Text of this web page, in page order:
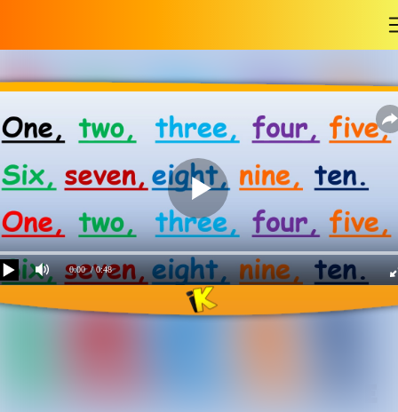
0:00 / 0:48
английские цифры "The